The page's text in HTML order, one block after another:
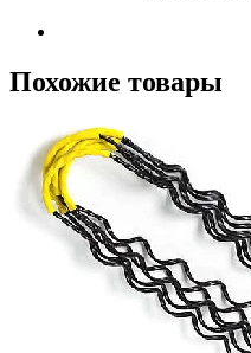
Похожие товары